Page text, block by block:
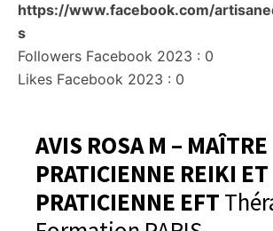
https://www.facebook.com/
s
Followers Facebook 2023 : 0
Likes Facebook 2023 : 0
AVIS ROSA M – MAÎTRE
PRATICIENNE REIKI ET
PRATICIENNE EFT